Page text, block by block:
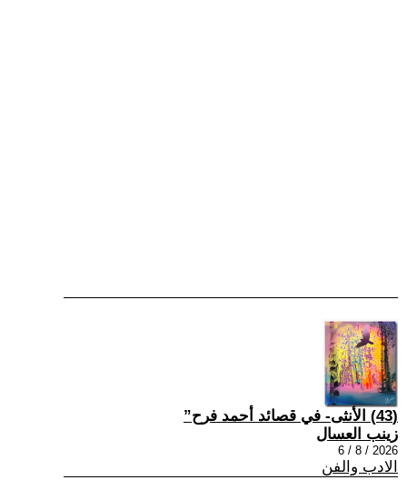
(43) الأنثى- في قصائد أحمد فرح”
زينب العسال
2026 / 8 / 6
الادب والفن